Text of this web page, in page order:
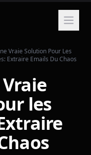
Vraie Solution Pour Les
Extraire Emails Du Chaos
les